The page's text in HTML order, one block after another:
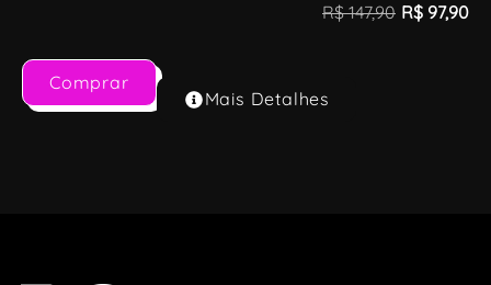
R$147,90 R$ 97,90
Comprar
Mais Detalhes